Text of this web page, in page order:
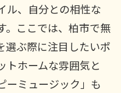
ル、自分との相性な
。ここでは、柏市で無
選ぶ際に注目したいポ
トホームな雰囲気と
ーミュージック」も